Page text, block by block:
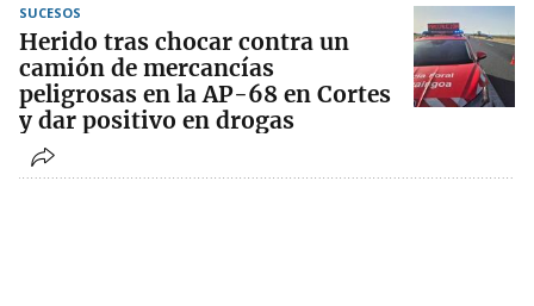
SUCESOS
Herido tras chocar contra un
camión de mercancías
peligrosas en la AP-68 en Cortes
y dar positivo en drogas